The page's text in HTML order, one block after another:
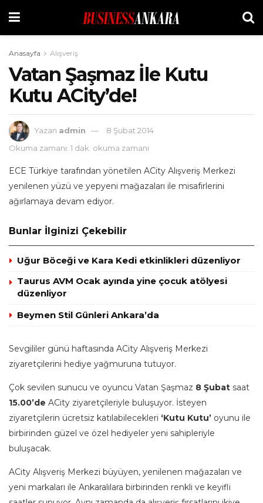
Anasayfa Alışveriş
Vatan Şaşmaz İle Kutu
Kutu ACity’de!
Yazan admin
8 Şubat 2014
Okuma zamanı: 1 dak. okuma zamanı
ECE Türkiye tarafından yönetilen ACity Alışveriş Merkezi
yenilenen yüzü ve yepyeni mağazaları ile misafirlerini
ağırlamaya devam ediyor.
Bunlar İlginizi Çekebilir
Uğur Böceği ve Kara Kedi etkinlikleri düzenliyor
Taurus AVM Ocak ayında yine çocuk atölyesi
düzenliyor
Beymen Stil Günleri Ankara’da
Sevgililer günü haftasında ACity Alışveriş Merkezi
ziyaretçilerini hediye yağmuruna tutuyor.
Çok sevilen sunucu ve oyuncu Vatan Şaşmaz 8 Şubat saat
15.00’de ACity ziyaretçileriyle buluşuyor. İsteyen
ziyaretçilerin ücretsiz katılabilecekleri ‘Kutu Kutu’ oyunu ile
birbirinden güzel ve özel hediyeler yeni sahipleriyle
buluşacak.
ACity Alışveriş Merkezi büyüyen, yenilenen mağazaları ve
yeni markaları ile Ankaralılara birbirinden renkli ve keyifli